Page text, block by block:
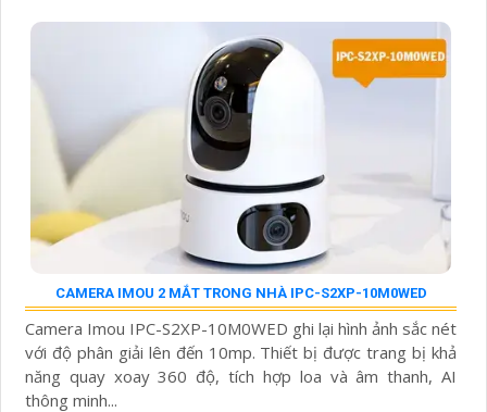
CAMERA IMOU 2 MẮT TRONG NHÀ IPC-S2XP-10M0WED
Camera Imou IPC-S2XP-10M0WED ghi lại hình ảnh sắc nét
với độ phân giải lên đến 10mp. Thiết bị được trang bị khả
năng quay xoay 360 độ, tích hợp loa và âm thanh, AI
thông minh...